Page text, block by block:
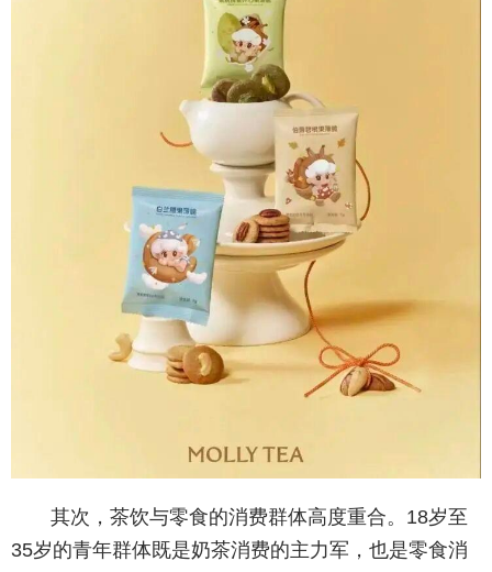
其次，茶饮与零食的消费群体高度重合。18岁至
35岁的青年群体既是奶茶消费的主力军，也是零食消